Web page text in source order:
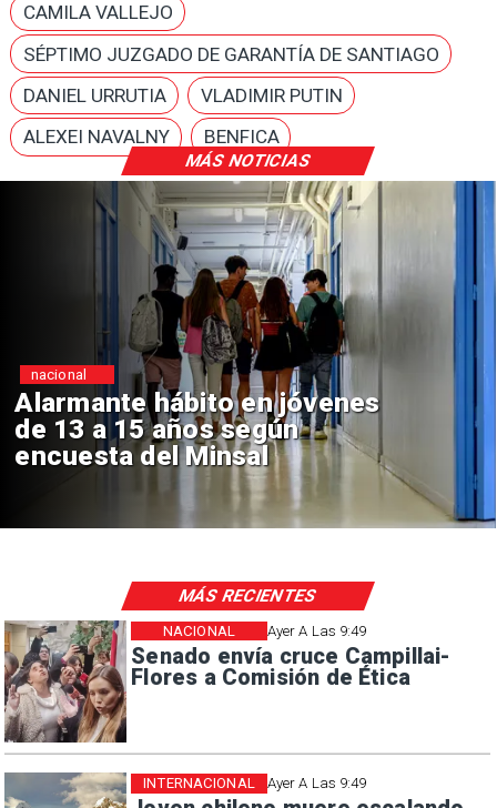
MÁS NOTICIAS
CAMILA VALLEJO
SÉPTIMO JUZGADO DE GARANTÍA DE SANTIAGO
DANIEL URRUTIA
VLADIMIR PUTIN
ALEXEI NAVALNY
BENFICA
en jóvenes
según
Minsal
Aprueban
Sebastián
de $4 mil
Ayer A Las 9:49
Senado envía cruce Campillai-
Flores a Comisión de Ética
NACIONAL
Ayer A Las 9:49
INTERNACIONAL
MÁS RECIENTES